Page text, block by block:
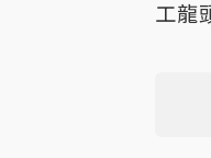
工龍